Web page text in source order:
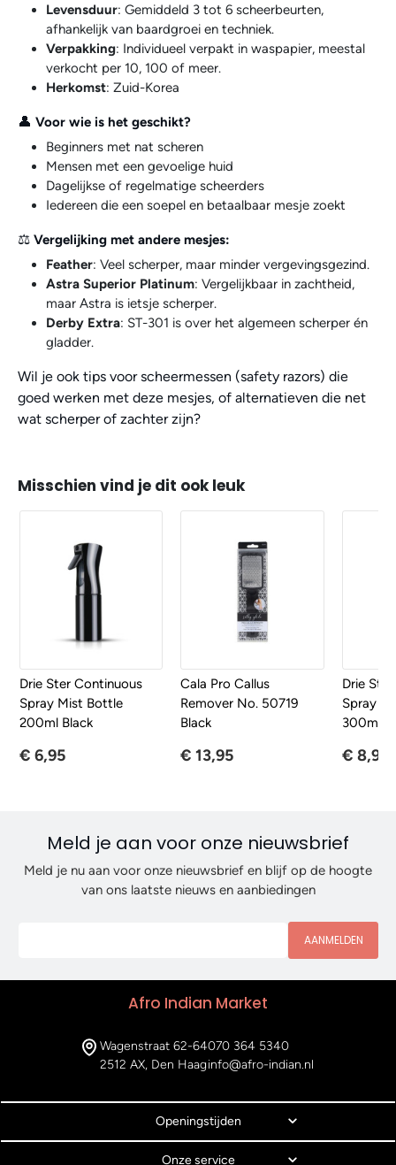
Levensduur: Gemiddeld 3 tot 6 scheerbeurten,
afhankelijk van baardgroei en techniek.
Verpakking: Individueel verpakt in waspapier, meestal
verkocht per 10, 100 of meer.
Herkomst: Zuid-Korea
👤 Voor wie is het geschikt?
Beginners met nat scheren
Mensen met een gevoelige huid
Dagelijkse of regelmatige scheerders
Iedereen die een soepel en betaalbaar mesje zoekt
⚖️ Vergelijking met andere mesjes:
Feather: Veel scherper, maar minder vergevingsgezind.
Astra Superior Platinum: Vergelijkbaar in zachtheid,
maar Astra is ietsje scherper.
Derby Extra: ST-301 is over het algemeen scherper én
gladder.
Wil je ook tips voor scheermessen (safety razors) die
goed werken met deze mesjes, of alternatieven die net
wat scherper of zachter zijn?
Misschien vind je dit ook leuk
Drie Ster Continuous
Spray Mist Bottle
200ml Black
€ 6,95
Cala Pro Callus
Remover No. 50719
Black
€ 13,95
Drie
Spray
300ml
€ 8,95
Meld je aan voor onze nieuwsbrief
Meld je nu aan voor onze nieuwsbrief en blijf op de hoogte
van ons laatste nieuws en aanbiedingen
AANMELDEN
Afro Indian Market
Wagenstraat 62-64
2512 AX, Den Haag
070 364 5340
info@afro-indian.nl
Openingstijden
Onze service